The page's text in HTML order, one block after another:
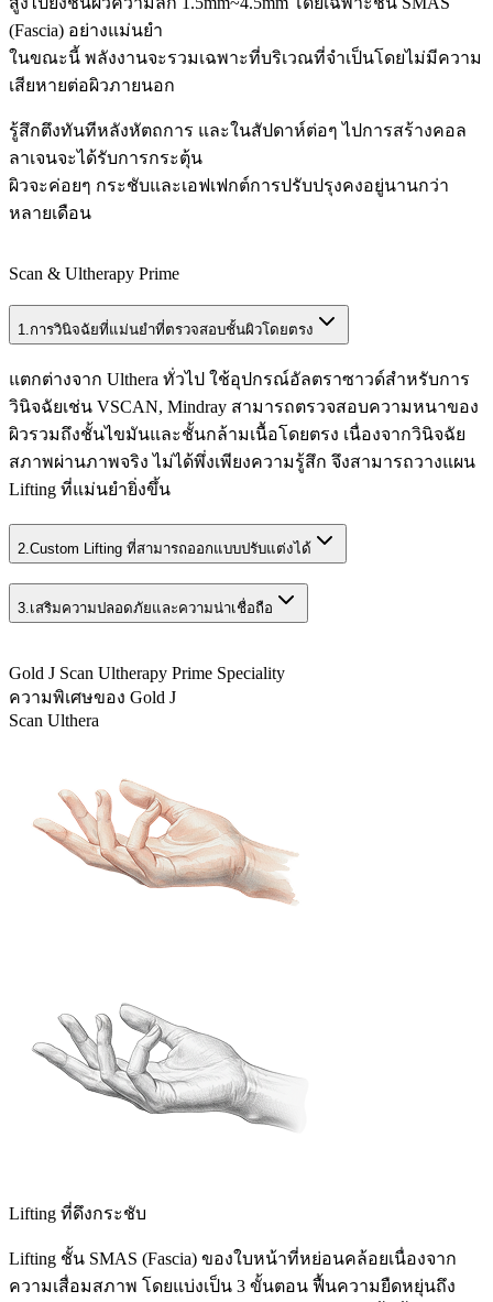
(Fascia) อย่างแม่นยำ
ในขณะนี้ พลังงานจะรวมเฉพาะที่บริเวณที่จำเป็นโดยไม่มีความ
เสียหายต่อผิวภายนอก
รู้สึกตึงทันทีหลังหัตถการ และในสัปดาห์ต่อๆ ไปการสร้างคอล
ลาเจนจะได้รับการกระตุ้น
ผิวจะค่อยๆ กระชับและเอฟเฟกต์การปรับปรุงคงอยู่นานกว่า
หลายเดือน
Scan & Ultherapy Prime
1.การวินิจฉัยที่แม่นยำที่ตรวจสอบชั้นผิวโดยตรง
แตกต่างจาก Ulthera ทั่วไป ใช้อุปกรณ์อัลตราซาวด์สำหรับการ
วินิจฉัยเช่น VSCAN, Mindray สามารถตรวจสอบความหนาของ
ผิวรวมถึงชั้นไขมันและชั้นกล้ามเนื้อโดยตรง เนื่องจากวินิจฉัย
สภาพผ่านภาพจริง ไม่ได้พึ่งเพียงความรู้สึก จึงสามารถวางแผน
Lifting ที่แม่นยำยิ่งขึ้น
2. Custom Lifting ที่สามารถออกแบบปรับแต่งได้
3.เสริมความปลอดภัยและความน่าเชื่อถือ
Gold J Scan Ultherapy Prime Speciality
ความพิเศษของ Gold J
Scan Ulthera
Lifting ที่ดึงกระชับ
Lifting ชั้น SMAS (Fascia) ของใบหน้าที่หย่อนคล้อยเนื่องจาก
ความเสื่อมสภาพ โดยแบ่งเป็น 3 ขั้นตอน ฟื้นความยืดหยุ่นถึง